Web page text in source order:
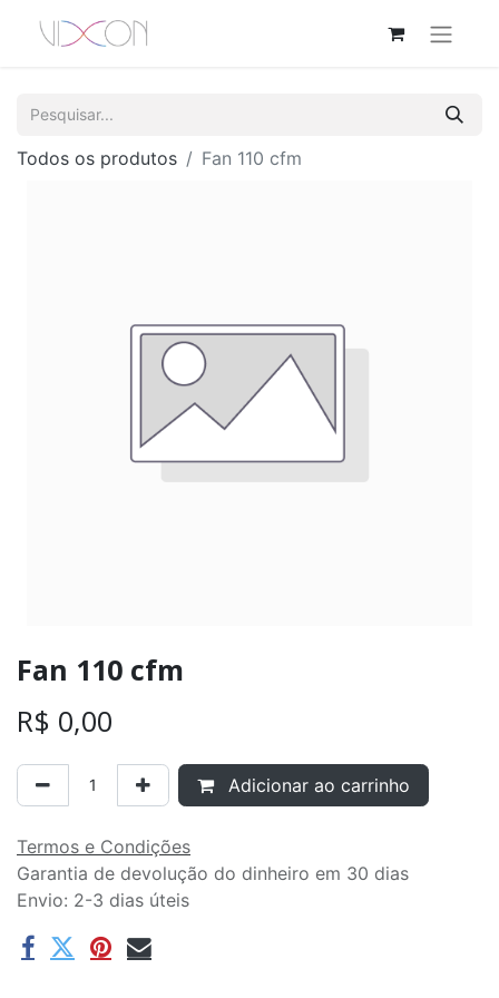
Todos os produtos Fan 110 cfm
Fan 110 cfm
R$ 0,00
Adicionar ao carrinho
Termos e Condições
Garantia de devolução do dinheiro em 30 dias
Envio: 2-3 dias úteis